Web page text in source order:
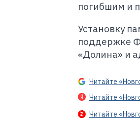
погибшим и
Установку
поддержке
«Долина» и
Читайте
Читайте
Читайте